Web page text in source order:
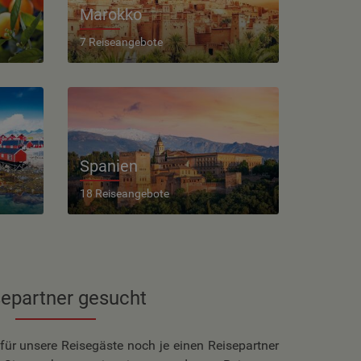
Marokko
7 Reiseangebote
Spanien
18 Reiseangebote
gesucht
unsere Reisegäste noch je einen Reisepartner